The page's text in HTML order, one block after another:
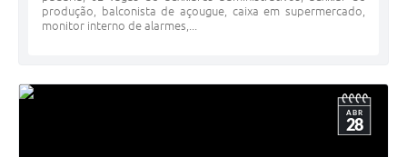
produção, balconista de açougue, caixa em supermercado,
monitor interno de alarmes,...
ABR
28